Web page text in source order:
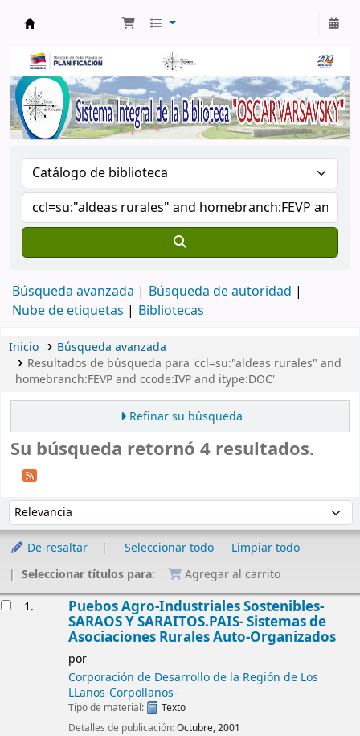
Búsqueda avanzada
Búsqueda de autoridad
Nube de etiquetas
Bibliotecas
Inicio
Búsqueda avanzada
Resultados de búsqueda para 'ccl=su:"aldeas rurales" and
homebranch:FEVP and ccode:IVP and itype:DOC'
Refinar su búsqueda
Su búsqueda retornó 4 resultados.
Ordenar por:
De-resaltar Seleccionar todo
Limpiar todo
Seleccionar títulos para:
Agregar al carrito
1. Puebos Agro-Industriales Sostenibles-
SARAOS Y SARAITOS.PAIS- Sistemas de
Asociaciones Rurales Auto-Organizados
por
Corporación de Desarrollo de la Región de Los
LLanos-Corpollanos-
Tipo de material:
Texto
Detalles de publicación:Octubre, 2001